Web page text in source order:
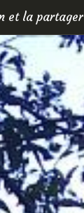
et la partager